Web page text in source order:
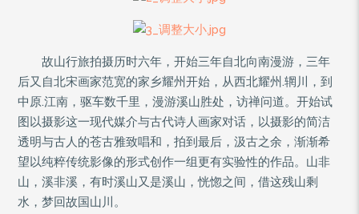
故山行旅拍摄历时六年，开始三年自北向南漫游，三年
后又自北宋画家范宽的家乡耀州开始，从西北耀州.辋川，到
中原.江南，驱车数千里，漫游溪山胜处，访禅问道。开始试
图以摄影这一现代媒介与古代诗人画家对话，以摄影的简洁
透明与古人的苍古雅致唱和，拍到最后，汲古之余，渐渐希
望以纯粹传统影像的形式创作一组更有实验性的作品。山非
山，溪非溪，有时溪山又是溪山，恍惚之间，借这残山剩
水，梦回故国山川。